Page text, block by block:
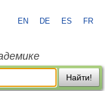
EN DE ES FR
Найти!